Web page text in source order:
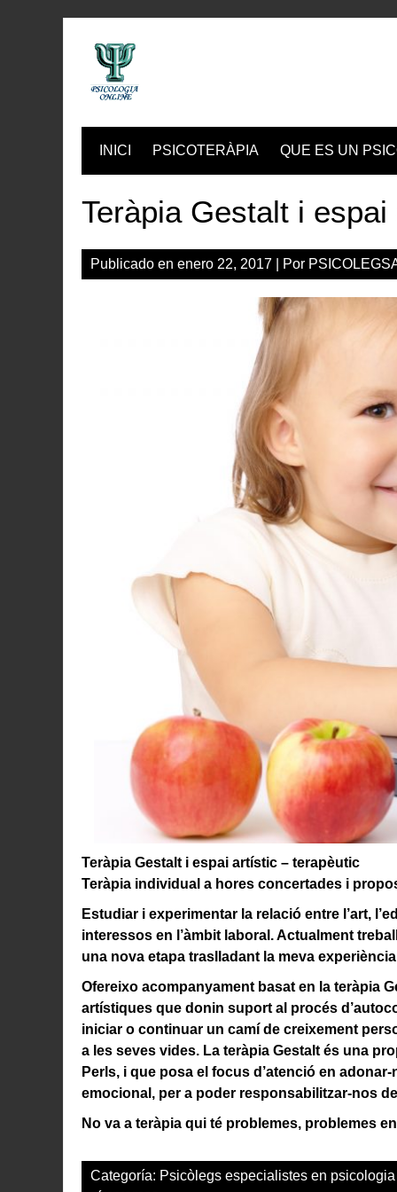
INICI PSICOTERÀPIA QUE ES UN
Teràpia Gestalt i
Publicado en enero 22, 2017 | Por
Teràpia Gestalt i espai artístic – terapèutic
Teràpia individual a hores concertades i
Estudiar i experimentar la relació entre l’art,
interessos en l’àmbit laboral. Actualment
una nova etapa traslladant la meva
Ofereixo acompanyament basat en la teràpia
artístiques que donin suport al procés
iniciar o continuar un camí de creixement
a les seves vides. La teràpia Gestalt és una
Perls, i que posa el focus d’atenció en
emocional, per a poder responsabilitzar-nos
No va a teràpia qui té problemes, problemes
Categoría: Psicòlegs especialistes en